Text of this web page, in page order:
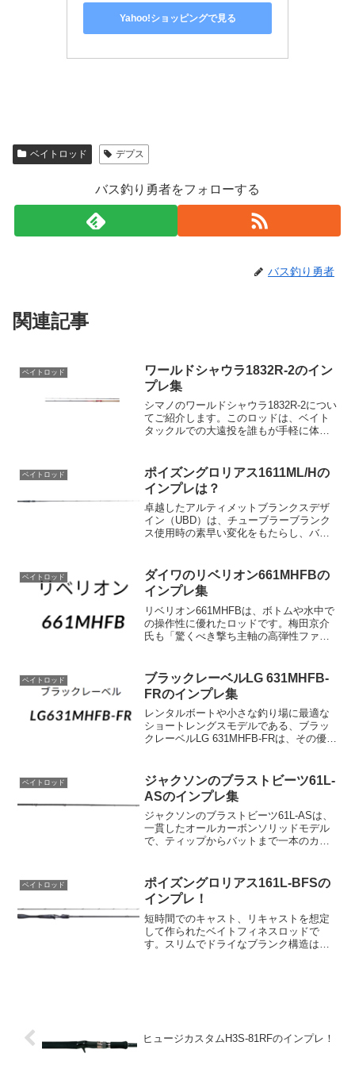
Yahoo!ショッピングで見る
ベイトロッド デプス
バス釣り勇者をフォローする
バス釣り勇者
関連記事
ベイトロッド
ワールドシャウラ1832R-2のイン
プレ集
シマノのワールドシャウラ1832R-2につい
てご紹介します。このロッドは、ベイト
タックルでの大遠投を誰もが手軽に体感
ンに対応できるクセのないレギュラーテ
ーパーが採用され...
ベイトロッド
ポイズングロリアス1611ML/Hの
インプレは？
卓越したアルティメットブランクスデザ
イン（UBD）は、チューブラーブランク
ス使用時の素早い変化をもたらし、バッ
など、サジェスト時の素早いウェイト獲
得と、接地前後の瞬発力...
ベイトロッド
ダイワのリベリオン661MHFBの
インプレ集
リベリオン661MHFBは、ボトムや水中で
の操作性に優れたロッドです。梅田京介
氏も「驚くべき撃ち主軸の高弾性ファス
時に捉え、水中へ正確かつ迅速に伝達す
ることができます...
ベイトロッド
ブラックレーベルLG 631MHFB-
FRのインプレ集
レンタルボートや小さな釣り場に最適な
ショートレングスモデルである、ブラッ
クレーベルLG 631MHFB-FRは、その優れ
スのスモールフロッグの乗せやすさが向
上し...
ベイトロッド
ジャクソンのブラストビーツ61L-
ASのインプレ集
ジャクソンのブラストビーツ61L-ASは、
一貫したオールカーボンソリッドモデル
で、ティップからバットまで一本のカー
性が魚のバイトをはじかない特性を持
ち、バラシも軽減...
ベイトロッド
ポイズングロリアス161L-BFSの
インプレ！
短時間でのキャスト、リキャストを想定
して作られたベイトフィネスロッドで
す。スリムでドライなブランク構造は、
ヒュージカスタムH3S-81RFのインプレ！